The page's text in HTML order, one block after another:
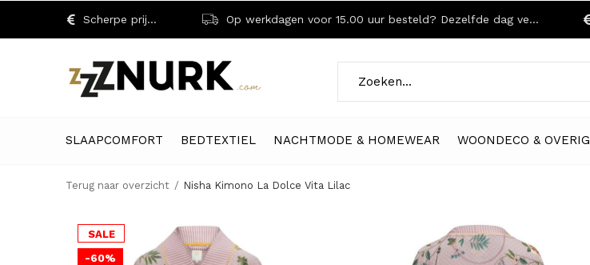
SLAAPCOMFORT BEDTEXTIEL NACHTMODE & HOMEWEAR WOONDECO & OVERIG
Scherpe prijzen! Op werkdagen voor 15.00 uur besteld? Dezelfde dag verzonden!
Terug naar overzicht Nisha Kimono La Dolce Vita Lilac
SALE
-60%